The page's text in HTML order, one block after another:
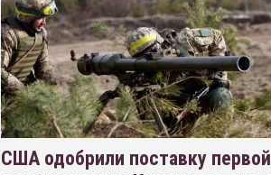
США одобрили поставку первой